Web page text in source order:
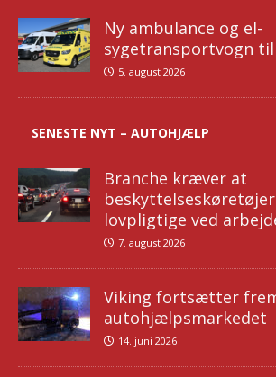
Ny ambulance og el-
sygetransportvogn til
5. august 2026
SENESTE NYT – AUTOHJÆLP
Branche kræver at
lovpligtige ved
7. august 2026
Viking fortsætter
autohjælpsmarkedet
14. juni 2026